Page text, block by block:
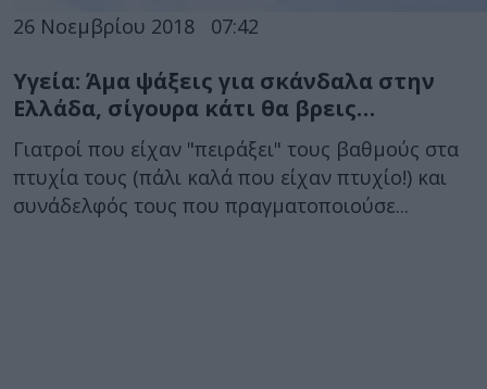
26 Νοεμβρίου 2018 07:42
Υγεία: Άμα ψάξεις για σκάνδαλα στην
Ελλάδα, σίγουρα κάτι θα βρεις…
Γιατροί που είχαν "πειράξει" τους βαθμούς στα
πτυχία τους (πάλι καλά που είχαν πτυχίο!) και
συνάδελφός τους που πραγματοποιούσε...